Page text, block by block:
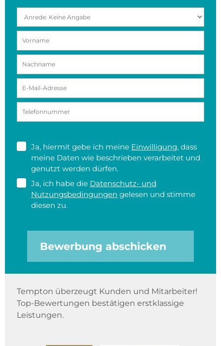
Ja, hiermit gebe ich meine Einwilligung, dass
meine Daten wie beschrieben verarbeitet und
genutzt werden dürfen.
Ja, ich habe die Datenschutz- und
Nutzungsbedingungen gelesen und stimme
diesen zu.
Bewerbung abschicken
Tempton überzeugt Kunden und Mitarbeiter!
Top-Bewertungen bestätigen erstklassige
Leistungen.